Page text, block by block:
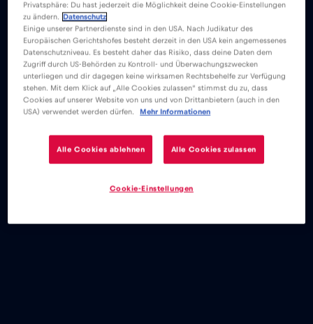
Privatsphäre: Du hast jederzeit die Möglichkeit deine Cookie-Einstellungen
zu ändern.
Datenschutz
Einige unserer Partnerdienste sind in den USA. Nach Judikatur des
Europäischen Gerichtshofes besteht derzeit in den USA kein angemessenes
Datenschutzniveau. Es besteht daher das Risiko, dass deine Daten dem
Zugriff durch US-Behörden zu Kontroll- und Überwachungszwecken
unterliegen und dir dagegen keine wirksamen Rechtsbehelfe zur Verfügung
stehen. Mit dem Klick auf „Alle Cookies zulassen“ stimmst du zu, dass
Cookies auf unserer Website von uns und von Drittanbietern (auch in den
USA) verwendet werden dürfen.
Mehr Informationen
Alle Cookies ablehnen Alle Cookies zulassen
Cookie-Einstellungen